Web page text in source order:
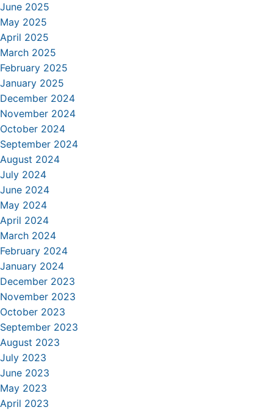
June 2025
May 2025
April 2025
March 2025
February 2025
January 2025
December 2024
November 2024
October 2024
September 2024
August 2024
July 2024
June 2024
May 2024
April 2024
March 2024
February 2024
January 2024
December 2023
November 2023
October 2023
September 2023
August 2023
July 2023
June 2023
May 2023
April 2023